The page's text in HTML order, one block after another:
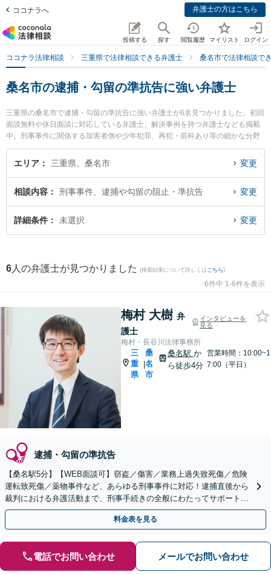
ココナラへ 弁護士の方はこちら
投稿する 探す 閲覧履歴 マイリスト ログイン
ココナラ法律相談 三重県で法律相談できる弁護士 桑名市で法律相談で
桑名市の逮捕・勾留の準抗告に強い弁護士
三重県の桑名市で逮捕・勾留の準抗告に強い弁護士が6名見つかりました。初回
面談無料や休日面談に対応している弁護士、解決事例を持つ弁護士なども掲載
中。刑事事件に関係する加害者側や少年犯罪、再犯・前科あり等の細かな分野
での絞り込み検索もでき便利です。特に梅村・長谷川法律事務所の梅村 大樹弁
護士や弁護士法人関・岸田・中村法律事務所 桑名オフィスの岸田 哲弁護士、伊
告のトラブルを今すぐに弁護士に相談したい』『逮捕・勾留の準抗告のトラブ
ル解決の実績豊富な近くの弁護士を検索したい』『初回相談無料で逮捕・勾留
の準抗告を法律相談できる桑名市内の弁護士に相談予約したい』などでお困り
エリア 三重県、桑名市 変更
相談内容 刑事事件、逮捕や勾留の阻止・準抗告 変更
詳細条件 未選択 変更
6 人の弁護士が見つかりました (検索結果について詳しくは こちら)
6件中 1-6件を表示
梅村 大樹 弁
護士
インタビューを
見る
梅村・長谷川法律事務所
三
重
県
|
桑
名
市
桑名駅 か
ら徒歩4分
営業時間：10:00~1
7:00（平日）
逮捕・勾留の準抗告
【桑名駅5分】【WEB面談可】窃盗／傷害／業務上過失致死傷／危険
運転致死傷／薬物事件など、あらゆる刑事事件に対応！逮捕直後から
裁判における弁護活動まで、刑事手続きの全般にわたってサポートし
ます【完全個室対応】【休日・夜間相談可】
料金表を見る
電話でお問い合わせ メールでお問い合わせ